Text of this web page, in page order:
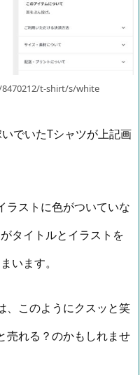
t-shirt/s/white
でいたTシャツが上記画
ラストに色がついていな
タイトルとイラストを
います。
、このようにクスッと笑
売れる？のかもしれませ